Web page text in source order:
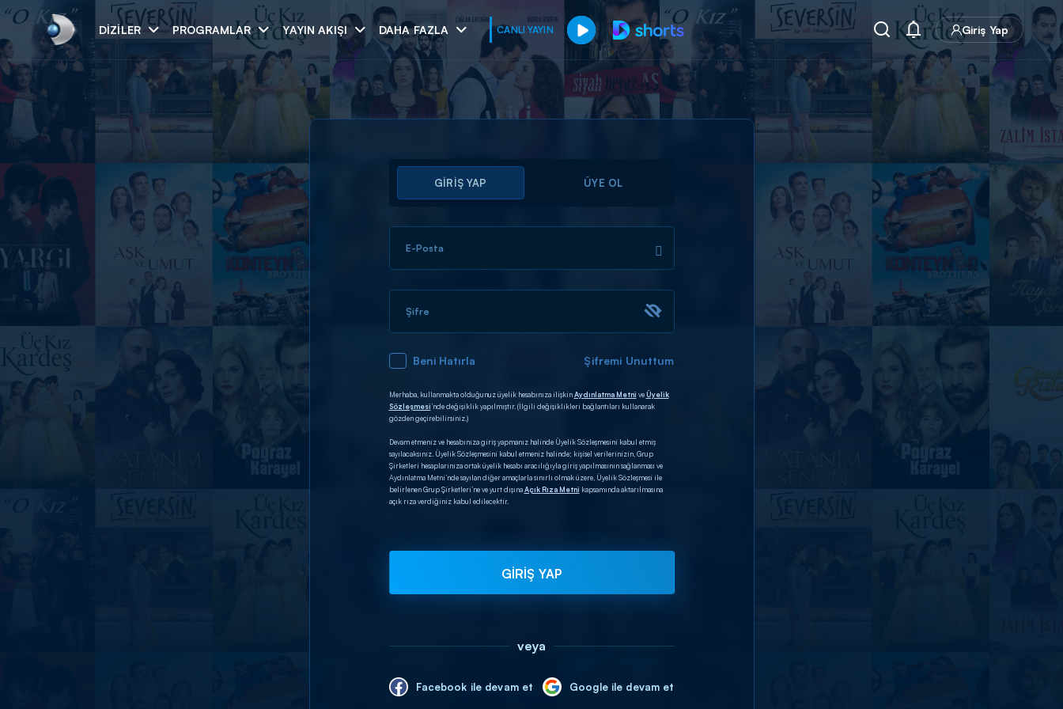
DIZILER PROGRAMLAR YAYIN AKIŞI DAHA FAZLA CANLI YAYIN Giriş Yap
Arama
ARAMA SONUÇLARI
GİRİŞ YAP ÜYE OL
E-Posta
Şifre
Beni Hatırla Şifremi Unuttum
Merhaba, kullanmakta olduğunuz üyelik hesabınıza ilişkinAydınlatma Metni veÜyelik
Sözleşmesi’nde değişiklik yapılmıştır. (İlgili değişiklikleri bağlantıları kullanarak
gözden geçirebilirsiniz.)
Devam etmeniz ve hesabınıza giriş yapmanız halinde Üyelik Sözleşmesini kabul etmiş
sayılacaksınız. Üyelik Sözleşmesini kabul etmeniz halinde; kişisel verilerinizin, Grup
Şirketleri hesaplarınıza ortak üyelik hesabı aracılığıyla giriş yapılmasının sağlanması ve
Aydınlatma Metni’nde sayılan diğer amaçlarla sınırlı olmak üzere, Üyelik Sözleşmesi ile
belirlenen Grup Şirketleri’ne ve yurt dışınaAçık Rıza Metni kapsamında aktarılmasına
açık rıza verdiğiniz kabul edilecektir.
GİRİŞ YAP
veya
Facebook ile devam et Google ile devam et